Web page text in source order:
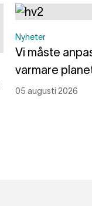
Nyheter
Vi måste
varmare
05 augusti 2026